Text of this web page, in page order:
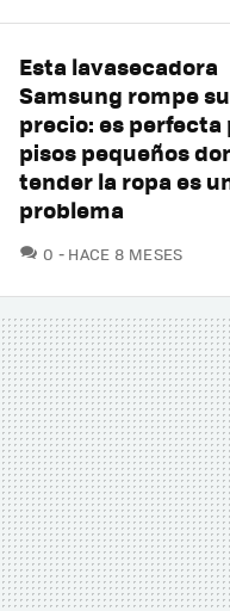
Esta lavasecadora
Samsung rompe su
precio: es perfecta
pisos pequeños
tender la ropa es
problema
0 COMENTARIOS
HACE 8 MESES